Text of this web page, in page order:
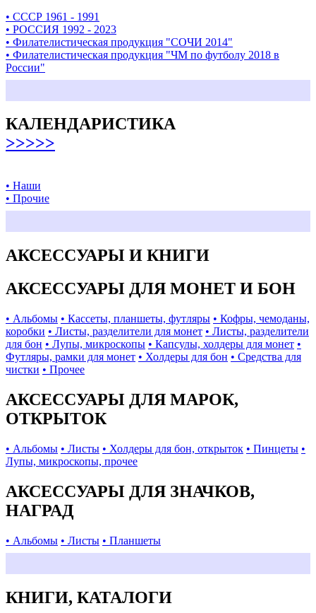
• СССР 1961 - 1991
• РОССИЯ 1992 - 2023
• Филателистическая продукция "СОЧИ 2014"
• Филателистическая продукция "ЧМ по футболу 2018 в
России"
КАЛЕНДАРИСТИКА
>>>>>
• Наши
• Прочие
АКСЕССУАРЫ И КНИГИ
АКСЕССУАРЫ ДЛЯ МОНЕТ И БОН
• Альбомы • Кассеты, планшеты, футляры • Кофры, чемоданы,
коробки • Листы, разделители для монет • Листы, разделители
для бон • Лупы, микроскопы • Капсулы, холдеры для монет •
Футляры, рамки для монет • Холдеры для бон • Средства для
чистки • Прочее
АКСЕССУАРЫ ДЛЯ МАРОК,
ОТКРЫТОК
• Альбомы • Листы • Холдеры для бон, открыток • Пинцеты •
Лупы, микроскопы, прочее
АКСЕССУАРЫ ДЛЯ ЗНАЧКОВ,
НАГРАД
• Альбомы • Листы • Планшеты
КНИГИ, КАТАЛОГИ